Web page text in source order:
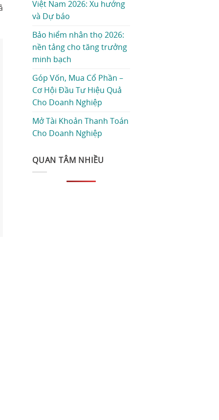
Việt Nam 2026: Xu hướng
và Dự báo
Bảo hiểm nhân thọ 2026:
nền tảng cho tăng trưởng
minh bạch
Góp Vốn, Mua Cổ Phần –
Cơ Hội Đầu Tư Hiệu Quả
Cho Doanh Nghiệp
Mở Tài Khoản Thanh Toán
Cho Doanh Nghiệp
QUAN TÂM NHIỀU